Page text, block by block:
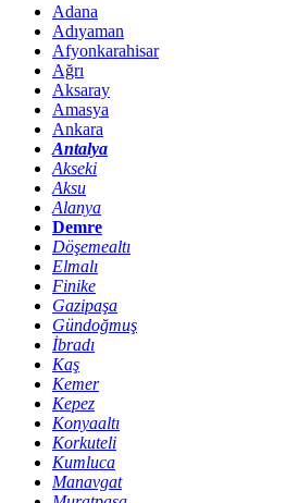
Adana
Adıyaman
Afyonkarahisar
Ağrı
Aksaray
Amasya
Ankara
Antalya
Akseki
Aksu
Alanya
Demre
Döşemealtı
Elmalı
Finike
Gazipaşa
Gündoğmuş
İbradı
Kaş
Kemer
Kepez
Konyaaltı
Korkuteli
Kumluca
Manavgat